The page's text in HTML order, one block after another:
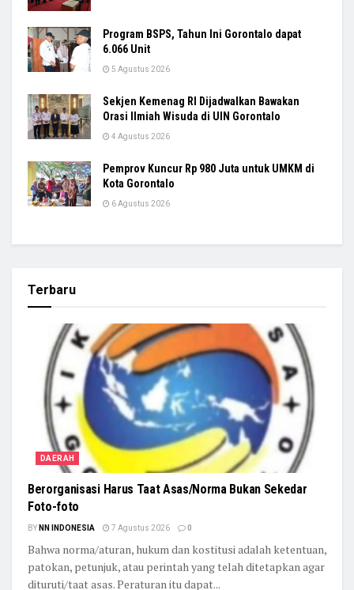
Program BSPS, Tahun Ini Gorontalo dapat
6.066 Unit
5 Agustus 2026
Sekjen Kemenag RI Dijadwalkan Bawakan
Orasi Ilmiah Wisuda di UIN Gorontalo
4 Agustus 2026
Pemprov Kuncur Rp 980 Juta untuk UMKM di
Kota Gorontalo
6 Agustus 2026
Terbaru
DAERAH
Berorganisasi Harus Taat Asas/Norma Bukan Sekedar
Foto-foto
BY NN INDONESIA 7 Agustus 2026 0
Bahwa norma/aturan, hukum dan kostitusi adalah ketentuan,
patokan, petunjuk, atau perintah yang telah ditetapkan agar
dituruti/taat asas. Peraturan itu dapat...